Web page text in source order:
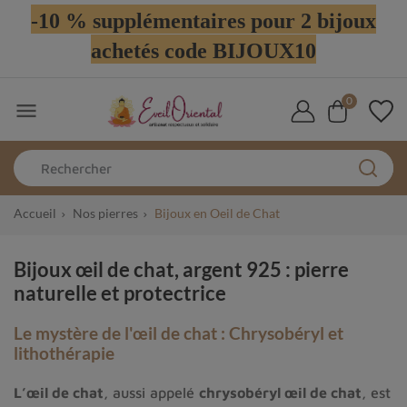
-10 % supplémentaires pour 2 bijoux
achetés code BIJOUX10
 0
Accueil Nos pierres Bijoux en Oeil de Chat
Bijoux œil de chat, argent 925 : pierre
naturelle et protectrice
Le mystère de l'œil de chat : Chrysobéryl et
lithothérapie
L’œil de chat , aussi appelé chrysobéryl œil de chat , est